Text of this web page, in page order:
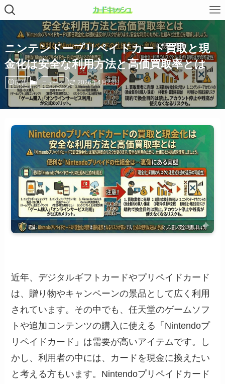
ニンテンドープリペイドカード買取と現
金化は安全な利用方法と高価買取率とは
広告 ニュース 2026年4月23日
近年、デジタルギフトカードやプリペイドカード
は、贈り物やキャンペーンの景品として広く利用
されています。その中でも、任天堂のゲームソフ
トや追加コンテンツの購入に使える「Nintendoプ
リペイドカード」は需要が高いアイテムです。し
かし、利用者の中には、カードを現金に換えたい
と考える方もいます。Nintendoプリペイドカード